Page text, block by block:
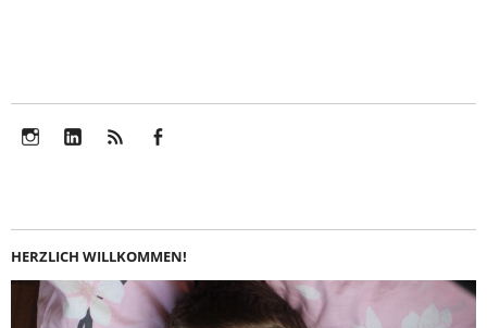
HERZLICH WILLKOMMEN!